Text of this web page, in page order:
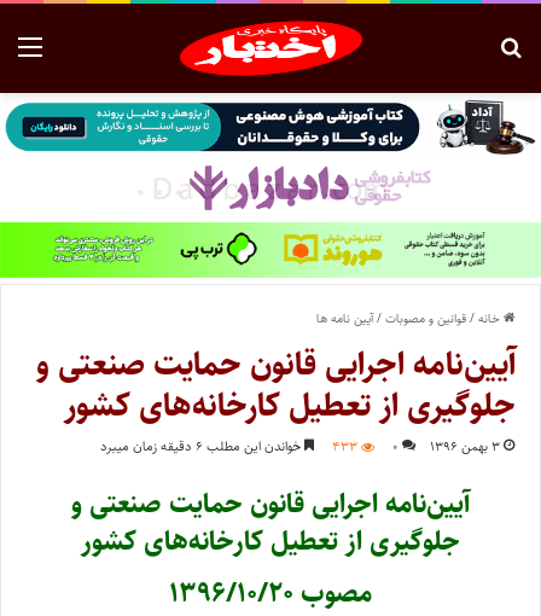
خانه/قوانین و مصوبات/آیین نامه ها
آیین‌نامه اجرایی قانون حمایت صنعتی و
جلوگیری از تعطیل کارخانه‌های کشور
۳ بهمن ۱۳۹۶ ۰ ۴۳۳ خواندن این مطلب ۶ دقیقه زمان میبرد
آیین‌نامه اجرایی قانون حمایت صنعتی و
جلوگیری از تعطیل کارخانه‌های کشور
مصوب ۱۳۹۶/۱۰/۲۰